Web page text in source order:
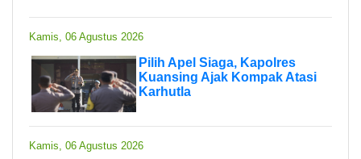
Kamis, 06 Agustus 2026
Pilih Apel Siaga, Kapolres
Kuansing Ajak Kompak Atasi
Karhutla
Kamis, 06 Agustus 2026